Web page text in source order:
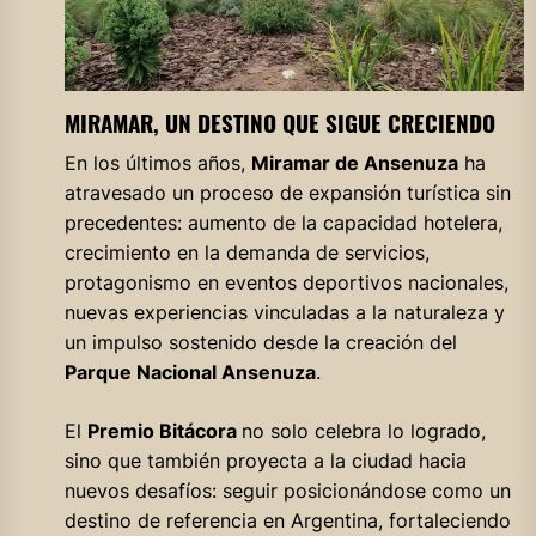
MIRAMAR, UN DESTINO QUE SIGUE CRECIENDO
En los últimos años, Miramar de Ansenuzaha
atravesado un proceso de expansión turística sin
precedentes: aumento de la capacidad hotelera,
crecimiento en la demanda de servicios,
protagonismo en eventos deportivos nacionales,
nuevas experiencias vinculadas a la naturaleza y
un impulso sostenido desde la creación del
Parque Nacional Ansenuza.
El Premio Bitácora no solo celebra lo logrado,
sino que también proyecta a la ciudad hacia
nuevos desafíos: seguir posicionándose como un
destino de referencia en Argentina, fortaleciendo